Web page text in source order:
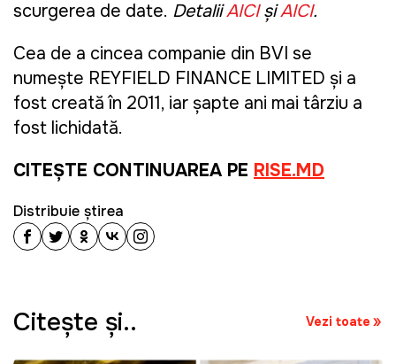
scurgerea de date. DetaliiAICIșiAICI.
Cea de a cincea companie din BVI se
numește REYFIELD FINANCE LIMITED și a
fost creată în 2011, iar șapte ani mai târziu a
fost lichidată.
CITEŞTE CONTINUAREA PE RISE.MD
Distribuie știrea
Citeşte şi.. Vezi toate